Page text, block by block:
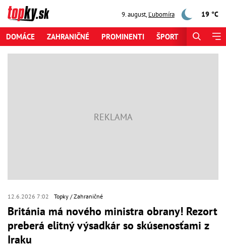
9. august,Ľubomíra 19 °C
DOMÁCE ZAHRANIČNÉ PROMINENTI ŠPORT
12.6.2026 7:02 Topky Zahraničné
Británia má nového ministra obrany! Rezort
preberá elitný výsadkár so skúsenosťami z
Iraku